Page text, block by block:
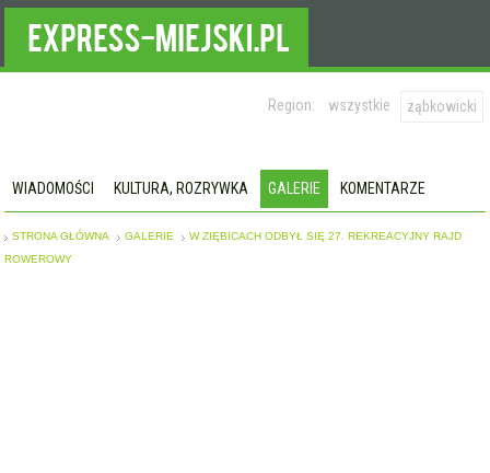
Region: wszystkie ząbkowicki
WIADOMOŚCI KULTURA, ROZRYWKA GALERIE KOMENTARZE
STRONA GŁÓWNA GALERIE
W ZIĘBICACH ODBYŁ SIĘ 27. REKREACYJNY RAJD
ROWEROWY